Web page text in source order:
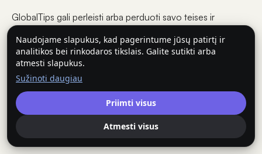
GlobalTips gali perleisti arba perduoti savo teises ir
dukterinei įmonei, susijusiai įmonei arba teisių perėmėjui,
perimančiam visą arba didelę dalį jos verslo ar turto, be
Naudotojo sutikimo, su sąlyga, kad toks perleidimas iš
esmės nepažeidžia Naudotojo teisių pagal šias Taisykles.
Atsižvelgiant į tai, kas išdėstyta aukščiau, šios Taisyklės yra
privalomos ir galioja šalims, jų teisių perėmėjams ir
teisėtiems įpėdiniams.
Naudojame slapukus, kad pagerintume jūsų patirtį ir
analitikos bei rinkodaros tikslais. Galite sutikti arba
atmesti slapukus.
Sužinoti daugiau
Atmesti visus
Priimti visus